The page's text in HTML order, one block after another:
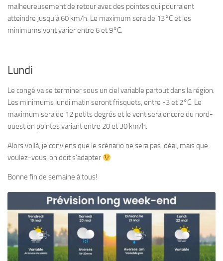
malheureusement de retour avec des pointes qui pourraient
atteindre jusqu’à 60 km/h. Le maximum sera de 13°C et les
minimums vont varier entre 6 et 9°C.
Lundi
Le congé va se terminer sous un ciel variable partout dans la région.
Les minimums lundi matin seront frisquets, entre -3 et 2°C. Le
maximum sera de 12 petits degrés et le vent sera encore du nord-
ouest en pointes variant entre 20 et 30 km/h.
Alors voilà, je conviens que le scénario ne sera pas idéal, mais que
voulez-vous, on doit s’adapter
Bonne fin de semaine à tous!